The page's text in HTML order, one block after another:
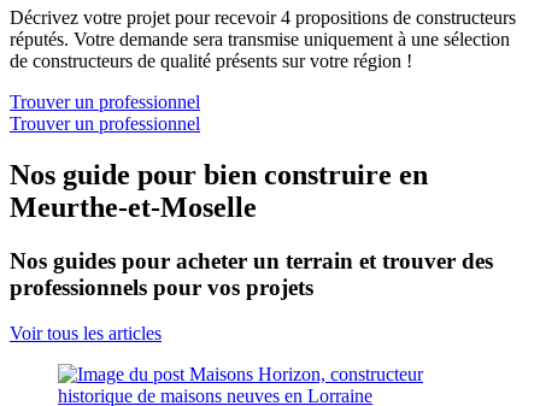
Décrivez votre projet pour recevoir 4 propositions de constructeurs
réputés. Votre demande sera transmise uniquement à une sélection
de constructeurs de qualité présents sur votre région !
Trouver un professionnel
Trouver un professionnel
Nos guide pour bien construire en
Meurthe-et-Moselle
Nos guides pour acheter un terrain et trouver des
professionnels pour vos projets
Voir tous les articles